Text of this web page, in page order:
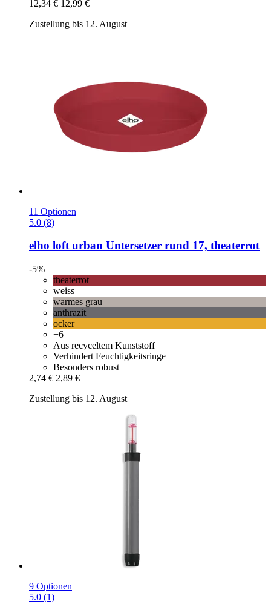
12,34 € 12,99 €
Zustellung bis 12. August
11 Optionen
5.0 (8)
elho loft urban Untersetzer rund 17, theaterrot
-5%
theaterrot
weiss
warmes grau
anthrazit
ocker
+6
Aus recyceltem Kunststoff
Verhindert Feuchtigkeitsringe
Besonders robust
2,74 € 2,89 €
Zustellung bis 12. August
9 Optionen
5.0 (1)